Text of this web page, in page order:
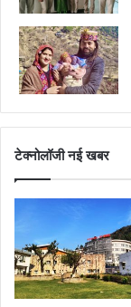
टेक्नोलॉजी नई खबर